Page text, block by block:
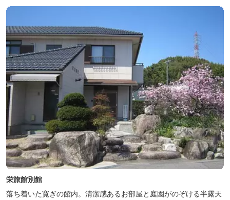
栄旅館別館
落ち着いた寛ぎの館内。清潔感あるお部屋と庭園がのぞける半露天